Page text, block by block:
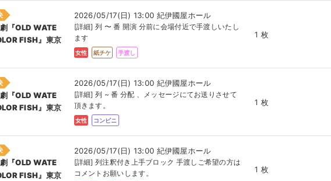
『OLD WATE
FISH』東京
2026/05/17(日) 13:00 紀伊國屋ホール
[詳細] 列 〜 番 開演 分前に会場付近で手渡しいたし
ます
女性 紙チケ 手渡し
1 枚
『OLD WATE
FISH』東京
2026/05/17(日) 13:00 紀伊國屋ホール
[詳細] 列 ~ 番 分配 、メッセージにてお送りさせて
頂きます。
女性 コンビニ
1 枚
『OLD WATE
FISH』東京
2026/05/17(日) 13:00 紀伊國屋ホール
[詳細] 列注釈付き上手ブロック 手渡しご希望の方は
コメントお願いします。
1 枚